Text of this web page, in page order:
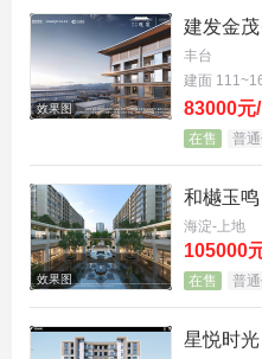
它是一系列密集动作中
被精心选中的齿轮。
就在公积金利率调整消
进一步放松了限购政策，
更值得玩味的是，近期
的评估方式，对还款记
效果图
建发金茂
丰台
建面
83000元
在售 普
效果图
和樾玉鸣
海淀-上地
105000
在售 普
星悦时光